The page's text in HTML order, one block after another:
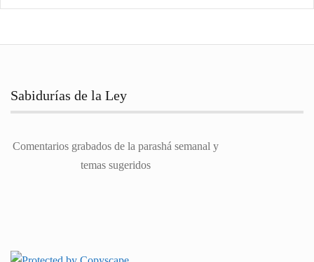
Sabidurías de la Ley
Comentarios grabados de la parashá semanal y
temas sugeridos